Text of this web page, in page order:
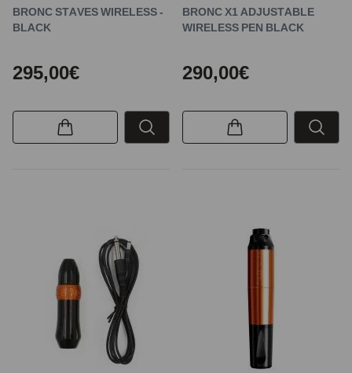
BRONC STAVES WIRELESS -
BLACK
295,00€
BRONC X1 ADJUSTABLE
WIRELESS PEN BLACK
290,00€